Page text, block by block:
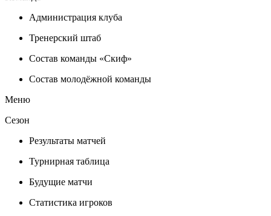
Администрация клуба
Тренерский штаб
Состав команды «Скиф»
Состав молодёжной команды
Меню
Сезон
Результаты матчей
Турнирная таблица
Будущие матчи
Статистика игроков